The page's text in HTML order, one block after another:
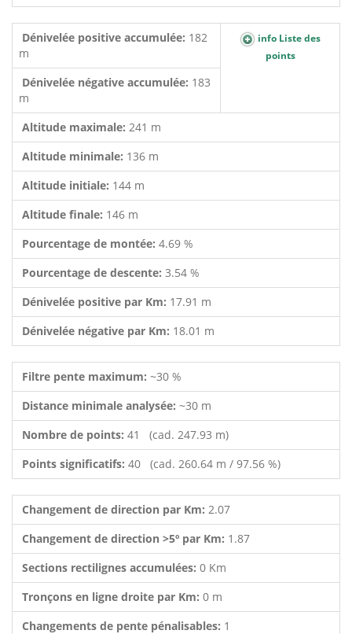
Dénivelée positive accumulée: 182
m
info Liste des
points
Dénivelée négative accumulée: 183
m
Altitude maximale: 241 m
Altitude minimale: 136 m
Altitude initiale: 144 m
Altitude finale: 146 m
Pourcentage de montée: 4.69 %
Pourcentage de descente: 3.54 %
Dénivelée positive par Km: 17.91 m
Dénivelée négative par Km: 18.01 m
Filtre pente maximum: ~30 %
Distance minimale analysée: ~30 m
Nombre de points: 41 (cad. 247.93 m)
Points significatifs: 40 (cad. 260.64 m / 97.56 %)
Changement de direction par Km: 2.07
Changement de direction >5º par Km: 1.87
Sections rectilignes accumulées: 0 Km
Tronçons en ligne droite par Km: 0 m
Changements de pente pénalisables: 1